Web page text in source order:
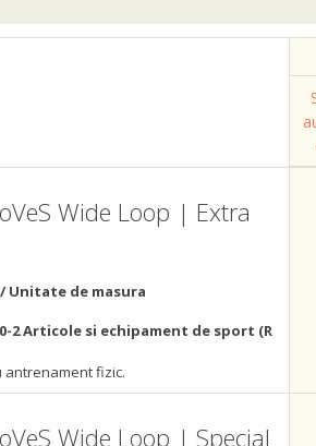
Wide Loop | Extra
/ Unitate de masura
2 Articole si echipament de sport (R
antrenament fizic.
Wide Loop | Special